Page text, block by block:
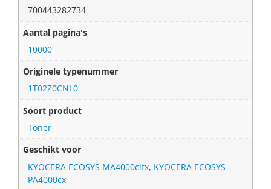
700443282734
Aantal pagina's
10000
Originele typenummer
1T02Z0CNL0
Soort product
Toner
Geschikt voor
KYOCERA ECOSYS MA4000cifx, KYOCERA ECOSYS
PA4000cx